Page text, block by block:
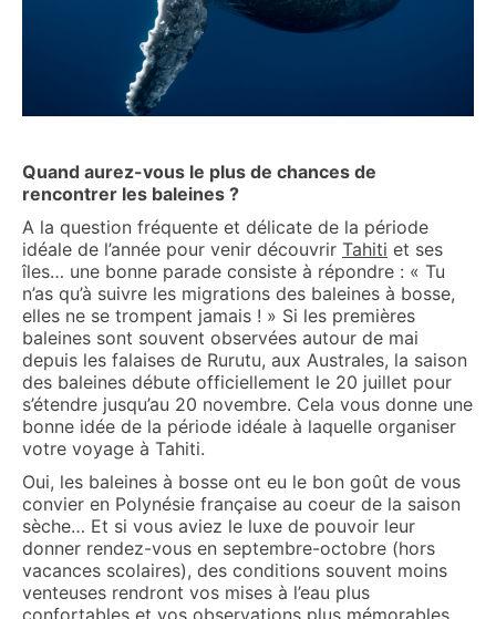
Quand aurez-vous le plus de chances de
rencontrer les baleines ?
A la question fréquente et délicate de la période
idéale de l’année pour venir découvrir Tahiti et ses
îles… une bonne parade consiste à répondre : « Tu
n’as qu’à suivre les migrations des baleines à bosse,
elles ne se trompent jamais ! » Si les premières
baleines sont souvent observées autour de mai
depuis les falaises de Rurutu, aux Australes, la saison
des baleines débute officiellement le 20 juillet pour
s’étendre jusqu’au 20 novembre. Cela vous donne une
bonne idée de la période idéale à laquelle organiser
votre voyage à Tahiti.
Oui, les baleines à bosse ont eu le bon goût de vous
convier en Polynésie française au coeur de la saison
sèche… Et si vous aviez le luxe de pouvoir leur
donner rendez-vous en septembre-octobre (hors
vacances scolaires), des conditions souvent moins
venteuses rendront vos mises à l’eau plus
confortables et vos observations plus mémorables